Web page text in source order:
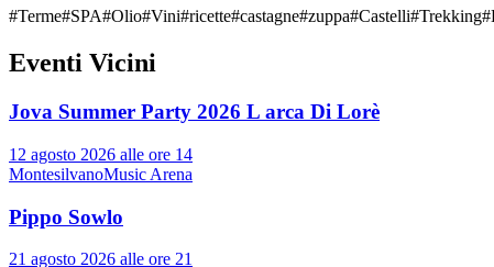
#Terme#SPA#Olio#Vini#ricette#castagne#zuppa#Castelli#Trekking#
Eventi Vicini
Jova Summer Party 2026 L arca Di Lorè
12 agosto 2026 alle ore 14
MontesilvanoMusic Arena
Pippo Sowlo
21 agosto 2026 alle ore 21